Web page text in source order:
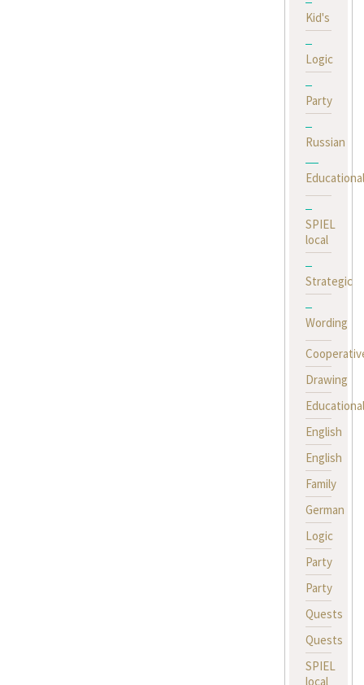
Kid's
Logic
Party
Russian
Educational
SPIEL
local
Strategic
Wording
Drawing
Educational
English
English
Family
German
Logic
Party
Party
Quests
Quests
SPIEL
local